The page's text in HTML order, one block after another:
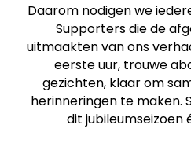
Daarom nodigen we
Supporters die de
uitmaakten van ons
eerste uur, trouwe
gezichten, klaar om
herinneringen te maken.
dit jubileumseizoen